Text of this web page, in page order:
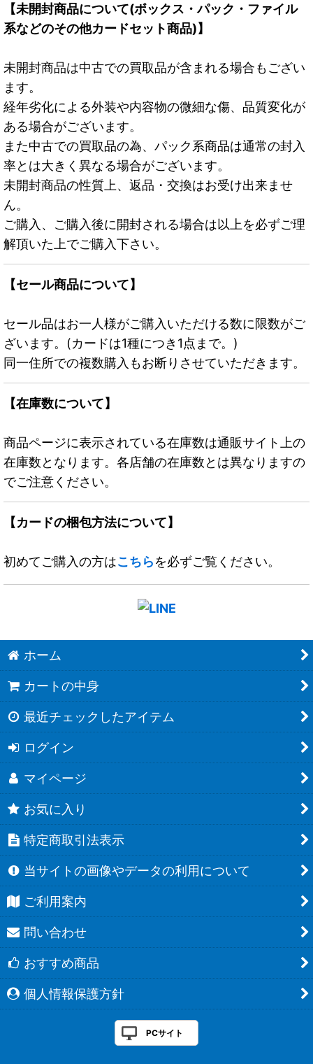
【未開封商品について(ボックス・パック・ファイル
系などのその他カードセット商品)】
未開封商品は中古での買取品が含まれる場合もござい
ます。
経年劣化による外装や内容物の微細な傷、品質変化が
ある場合がございます。
また中古での買取品の為、パック系商品は通常の封入
率とは大きく異なる場合がございます。
未開封商品の性質上、返品・交換はお受け出来ませ
ん。
ご購入、ご購入後に開封される場合は以上を必ずご理
解頂いた上でご購入下さい。
【セール商品について】
セール品はお一人様がご購入いただける数に限数がご
ざいます。(カードは1種につき1点まで。)
同一住所での複数購入もお断りさせていただきます。
【在庫数について】
商品ページに表示されている在庫数は通販サイト上の
在庫数となります。各店舗の在庫数とは異なりますの
でご注意ください。
【カードの梱包方法について】
初めてご購入の方はこちらを必ずご覧ください。
ホーム
カートの中身
最近チェックしたアイテム
ログイン
マイページ
お気に入り
特定商取引法表示
当サイトの画像やデータの利用について
ご利用案内
問い合わせ
おすすめ商品
個人情報保護方針
PCサイト